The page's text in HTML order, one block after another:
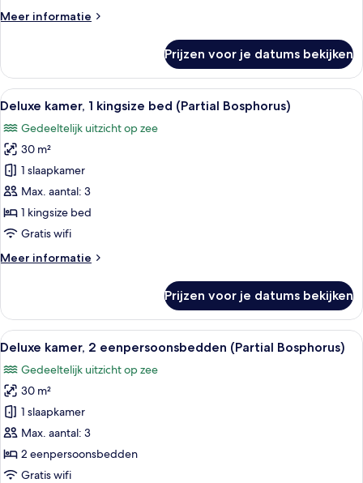
Meer informatie
Meer
2
slaapkamers,
keuken
Prijzen voor je datums bekijken
Alle
foto's
voor
Deluxe
kamer,
1
kingsize
bed
Bosphorus)
Luxe beddengoed, een minibar, een
7
Deluxe kamer, 1 kingsize bed (Partial Bosphorus)
Gedeeltelijk uitzicht op zee
30 m²
1 slaapkamer
Max. aantal: 3
1 kingsize bed
Gratis wifi
Meer informatie
Meer
kamer,
kingsize
(Partial
Bosphorus)
Prijzen voor je datums bekijken
Alle
foto's
voor
Deluxe
kamer,
2
eenpersoonsbedden
(Partial
Luxe beddengoed, een minibar, een
7
Deluxe kamer, 2 eenpersoonsbedden (Partial Bosphorus)
Gedeeltelijk uitzicht op zee
30 m²
1 slaapkamer
Max. aantal: 3
2 eenpersoonsbedden
Gratis wifi